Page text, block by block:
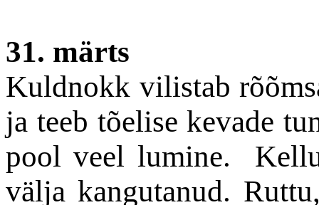
31. märts
Kuldnokk vilistab
ja teeb tõelise kevade
pool veel lumine.
välja kangutanud.